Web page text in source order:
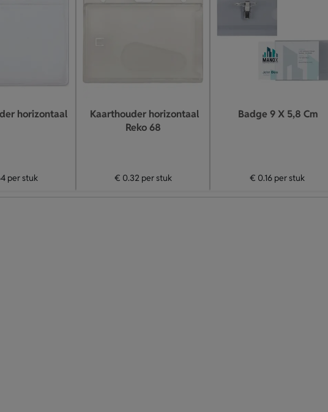
horizontaal
per stuk
Kaarthouder horizontaal
Reko 68
€ 0.32per stuk
Badge 9 X 5,8 Cm
€ 0.16per stuk